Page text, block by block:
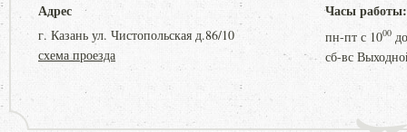
Адрес
г. Казань ул. Чистопольская д.86/10
схема проезда
Часы работы:
пн-пт с 1000
сб-вс